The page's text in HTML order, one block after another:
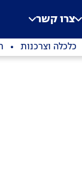
צרו קשר
כלכלה וצרכנות